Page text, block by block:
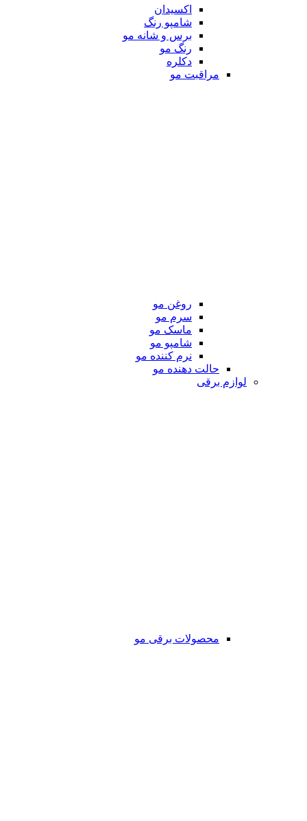
اکسیدان
شامپو رنگ
برس و شانه مو
رنگ مو
دکلره
مراقبت مو
روغن مو
سرم مو
ماسک مو
شامپو مو
نرم کننده مو
حالت دهنده مو
لوازم برقی
محصولات برقی مو